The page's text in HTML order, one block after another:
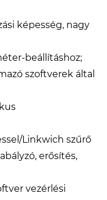
képesség, nagy
beállításhoz;
szoftverek által
Linkwich szűrő
erősítés,
vezérlési